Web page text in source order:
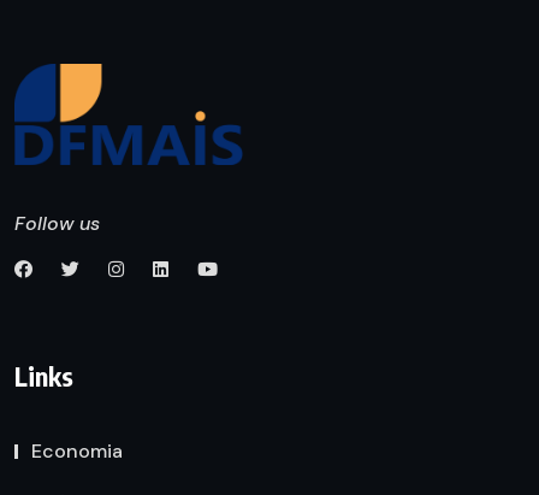
Follow us
Links
Economia